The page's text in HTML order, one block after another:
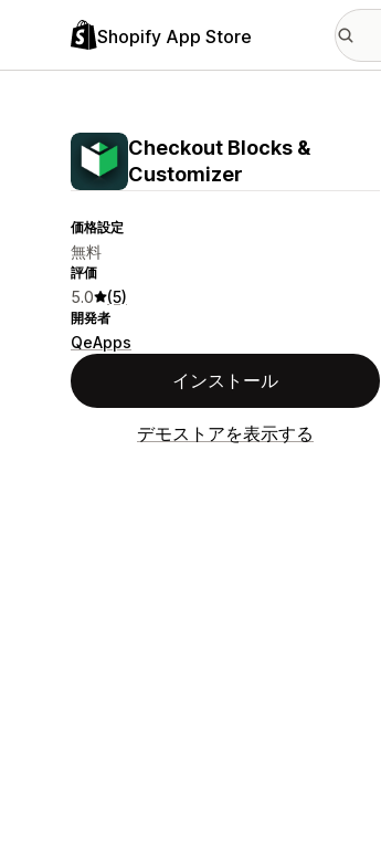
Shopify App Store
Checkout Blocks &
Customizer
価格設定
無料
評価
5.0 (5)
開発者
QeApps
インストール
デモストアを表示する